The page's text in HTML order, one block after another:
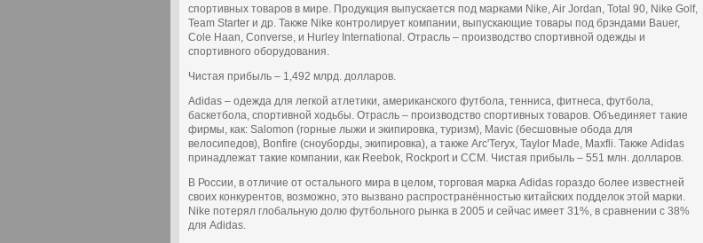
спортивных товаров в мире. Продукция выпускается под марками Nike, Air Jordan, Total 90, Nike Golf,
Team Starter и др. Также Nike контролирует компании, выпускающие товары под брэндами Bauer,
Cole Haan, Converse, и Hurley International. Отрасль – производство спортивной одежды и
спортивного оборудования.
Чистая прибыль – 1,492 млрд. долларов.
Adidas – одежда для легкой атлетики, американского футбола, тенниса, фитнеса, футбола,
баскетбола, спортивной ходьбы. Отрасль – производство спортивных товаров. Объединяет такие
фирмы, как: Salomon (горные лыжи и экипировка, туризм), Mavic (бесшовные обода для
велосипедов), Bonfire (сноуборды, экипировка), а также Arc'Teryx, Taylor Made, Maxfli. Также Adidas
принадлежат такие компании, как Reebok, Rockport и CCM. Чистая прибыль – 551 млн. долларов.
В России, в отличие от остального мира в целом, торговая марка Adidas гораздо более известней
своих конкурентов, возможно, это вызвано распространённостью китайских подделок этой марки.
Nike потерял глобальную долю футбольного рынка в 2005 и сейчас имеет 31%, в сравнении с 38%
для Adidas.